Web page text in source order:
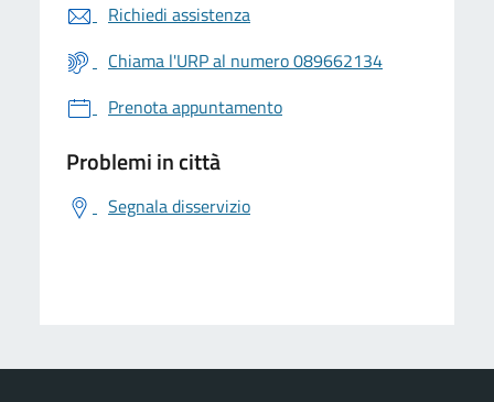
Richiedi assistenza
Chiama l'URP al numero 089662134
Prenota appuntamento
Problemi in città
Segnala disservizio